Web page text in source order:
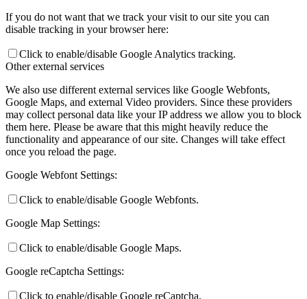
If you do not want that we track your visit to our site you can
disable tracking in your browser here:
Click to enable/disable Google Analytics tracking.
Other external services
We also use different external services like Google Webfonts,
Google Maps, and external Video providers. Since these providers
may collect personal data like your IP address we allow you to block
them here. Please be aware that this might heavily reduce the
functionality and appearance of our site. Changes will take effect
once you reload the page.
Google Webfont Settings:
Click to enable/disable Google Webfonts.
Google Map Settings:
Click to enable/disable Google Maps.
Google reCaptcha Settings:
Click to enable/disable Google reCaptcha.